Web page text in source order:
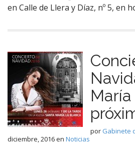
en Calle de Llera y Díaz, nº 5, en
por Gabinete
diciembre, 2016en Noticias